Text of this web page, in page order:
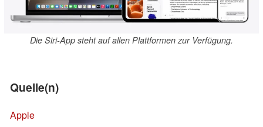
Die Siri-App steht auf allen Plattformen zur Verfügung.
Quelle(n)
Apple